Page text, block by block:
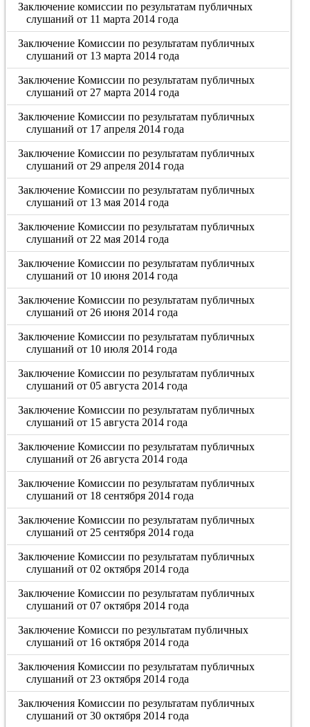
Заключение комиссии по результатам публичных
слушаний от 11 марта 2014 года
Заключение Комиссии по результатам публичных
слушаний от 13 марта 2014 года
Заключение Комиссии по результатам публичных
слушаний от 27 марта 2014 года
Заключение Комиссии по результатам публичных
слушаний от 17 апреля 2014 года
Заключение Комиссии по результатам публичных
слушаний от 29 апреля 2014 года
Заключение Комиссии по результатам публичных
слушаний от 13 мая 2014 года
Заключение Комиссии по результатам публичных
слушаний от 22 мая 2014 года
Заключение Комиссии по результатам публичных
слушаний от 10 июня 2014 года
Заключение Комиссии по результатам публичных
слушаний от 26 июня 2014 года
Заключение Комиссии по результатам публичных
слушаний от 10 июля 2014 года
Заключение Комиссии по результатам публичных
слушаний от 05 августа 2014 года
Заключение Комиссии по результатам публичных
слушаний от 15 августа 2014 года
Заключение Комиссии по результатам публичных
слушаний от 26 августа 2014 года
Заключение Комиссии по результатам публичных
слушаний от 18 сентября 2014 года
Заключение Комиссии по результатам публичных
слушаний от 25 сентября 2014 года
Заключение Комиссии по результатам публичных
слушаний от 02 октября 2014 года
Заключение Комиссии по результатам публичных
слушаний от 07 октября 2014 года
Заключение Комисси по результатам публичных
слушаний от 16 октября 2014 года
Заключения Комиссии по результатам публичных
слушаний от 23 октября 2014 года
Заключения Комиссии по результатам публичных
слушаний от 30 октября 2014 года